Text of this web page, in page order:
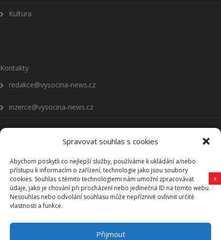
Spravovat souhlas s cookies
Abychom poskytli co nejlepší služby, používáme k ukládání a/nebo
přístupu k informacím o zařízení, technologie jako jsou soubory
cookies. Souhlas s těmito technologiemi nám umožní zpracovávat
údaje, jako je chování při procházení nebo jedinečná ID na tomto webu.
Nesouhlas nebo odvolání souhlasu může nepříznivě ovlivnit určité
vlastnosti a funkce.
Přijmout
Kultura
Kontakty
redakce@vysocina-news.cz
inzerce@vysocina-news.cz
Přihlásit se k odběru novinek
Všeobecné podmínky
Vysočina-news.cz
x